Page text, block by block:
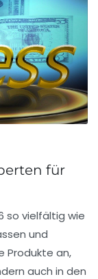
für
so vielfältig wie
und
Produkte an,
auch in den